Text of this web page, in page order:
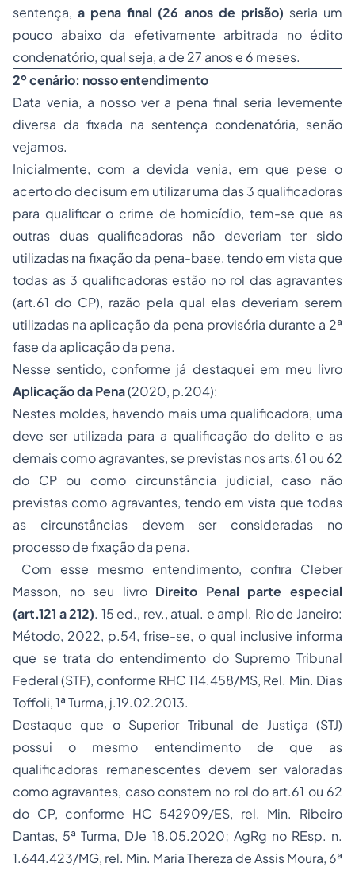
sentença,a pena final (26 anos de prisão) seria um
pouco abaixo da efetivamente arbitrada no édito
condenatório, qual seja, a de 27 anos e 6 meses.
2º cenário: nosso entendimento
Data venia, a nosso ver a pena final seria levemente
diversa da fixada na sentença condenatória, senão
vejamos.
Inicialmente, com a devida venia, em que pese o
acerto do decisum em utilizar uma das 3 qualificadoras
para qualificar o crime de homicídio, tem-se que as
outras duas qualificadoras não deveriam ter sido
utilizadas na fixação da pena-base, tendo em vista que
todas as 3 qualificadoras estão no rol das agravantes
(art.61 do CP), razão pela qual elas deveriam serem
utilizadas na aplicação da pena provisória durante a 2ª
fase da aplicação da pena.
Nesse sentido, conforme já destaquei em meu livro
Aplicação da Pena(2020, p.204):
Nestes moldes, havendo mais uma qualificadora, uma
deve ser utilizada para a qualificação do delito e as
demais como agravantes, se previstas nos arts.61 ou 62
do CP ou como circunstância judicial, caso não
previstas como agravantes, tendo em vista que todas
as circunstâncias devem ser consideradas no
processo de fixação da pena.
Com esse mesmo entendimento, confira Cleber
Masson, no seu livro Direito Penal parte especial
(art.121 a 212). 15 ed., rev., atual. e ampl. Rio de Janeiro:
Método, 2022, p.54, frise-se, o qual inclusive informa
que se trata do entendimento do Supremo Tribunal
Federal (STF), conforme RHC 114.458/MS, Rel. Min. Dias
Toffoli, 1ª Turma, j.19.02.2013.
Destaque que o Superior Tribunal de Justiça (STJ)
possui o mesmo entendimento de que as
qualificadoras remanescentes devem ser valoradas
como agravantes, caso constem no rol do art.61 ou 62
do CP, conforme HC 542909/ES, rel. Min. Ribeiro
Dantas, 5ª Turma, DJe 18.05.2020; AgRg no REsp. n.
1.644.423/MG, rel. Min. Maria Thereza de Assis Moura, 6ª